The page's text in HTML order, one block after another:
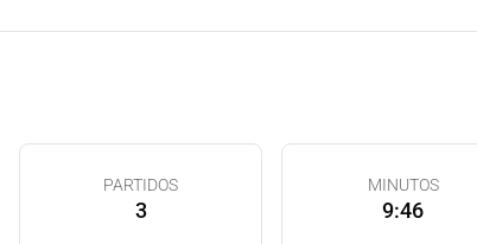
PARTIDOS
3
MINUTOS
9:46